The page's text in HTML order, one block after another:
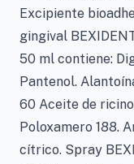
Excipiente
gingival
50 ml contiene:
Pantenol.
60 Aceite de
Poloxamero 188.
cítrico. Spray